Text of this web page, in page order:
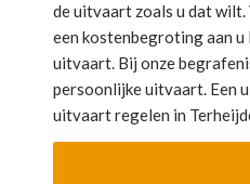
de uitvaart zoals u dat wilt.
een kostenbegroting aan
uitvaart. Bij onze
persoonlijke uitvaart. Een
uitvaart regelen in